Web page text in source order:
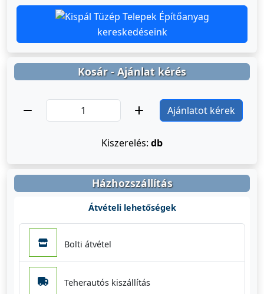
Építőanyag
kereskedéseink
Kosár - Ajánlat kérés
Ajánlatot kérek
Kiszerelés: db
Házhozszállítás
Átvételi lehetőségek
Bolti átvétel
Teherautós kiszállítás